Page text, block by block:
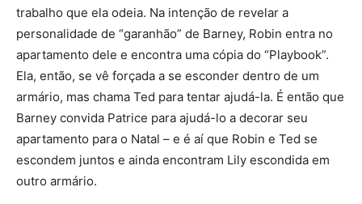
trabalho que ela odeia. Na intenção de revelar a
personalidade de “garanhão” de Barney, Robin entra no
apartamento dele e encontra uma cópia do “Playbook”.
Ela, então, se vê forçada a se esconder dentro de um
armário, mas chama Ted para tentar ajudá-la. É então que
Barney convida Patrice para ajudá-lo a decorar seu
apartamento para o Natal – e é aí que Robin e Ted se
escondem juntos e ainda encontram Lily escondida em
outro armário.